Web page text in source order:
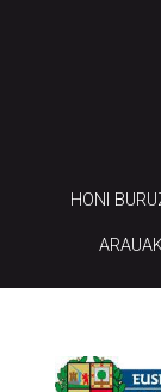
HONI